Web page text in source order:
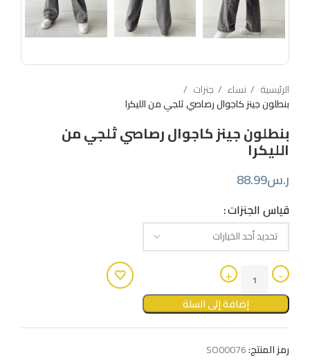
الرئيسية نساء
جنزات
بنطلون جينز كاجوال رصاصي ثلجي من الليكرا
بنطلون جينز كاجوال رصاصي ثلجي من
الليكرا
ر.س88.99
قياس الجنزات
إضافة إلى السلة
رمز المنتج:SO00076